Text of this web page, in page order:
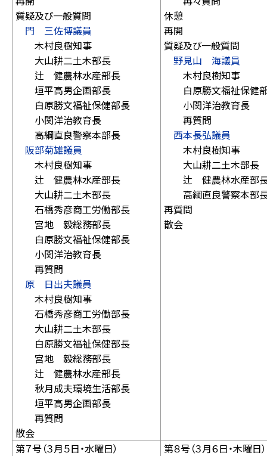
質疑及び一般質問
門 三佐博議員
木村良樹知事
大山耕二土木部長
辻 健農林水産部長
垣平高男企画部長
白原勝文福祉保健部長
小関洋治教育長
高綱直良警察本部長
阪部菊雄議員
木村良樹知事
辻 健農林水産部長
大山耕二土木部長
石橋秀彦商工労働部長
宮地 毅総務部長
白原勝文福祉保健部長
小関洋治教育長
再質問
原 日出夫議員
木村良樹知事
石橋秀彦商工労働部長
大山耕二土木部長
白原勝文福祉保健部長
宮地 毅総務部長
辻 健農林水産部長
秋月成夫環境生活部長
垣平高男企画部長
再質問
散会
休憩
再開
質疑及び一般質問
野見山 海議員
木村良樹知事
白原勝文福祉保健
小関洋治教育長
再質問
西本長弘議員
木村良樹知事
大山耕二土木部長
辻 健農林水産部
高綱直良警察本部
再質問
散会
第７号（３月５日・水曜日）
第８号（３月６日・木曜日）